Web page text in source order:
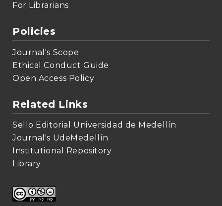
For Librarians
Policies
Journal's Scope
Ethical Conduct Guide
Open Access Policy
Related Links
Sello Editorial Universidad de Medellín
Journal's UdeMedellín
Institutional Repository
Library